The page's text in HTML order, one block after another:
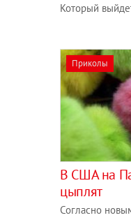
Который
Приколы
В США на
цыплят
Согласно